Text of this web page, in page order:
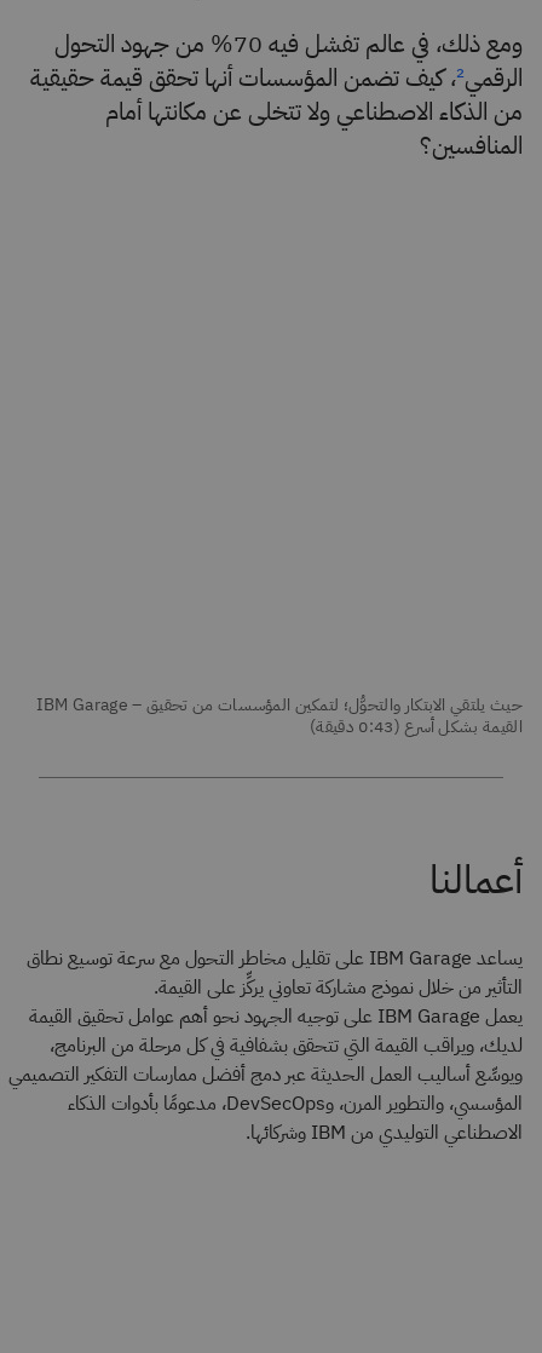
ومع ذلك، في عالم تفشل فيه 70% من جهود التحول
الرقمي²، كيف تضمن المؤسسات أنها تحقق قيمة حقيقية
من الذكاء الاصطناعي ولا تتخلى عن مكانتها أمام
المنافسين؟
يساعد IBM Garage على تقليل مخاطر التحول مع سرعة توسيع نطاق
التأثير من خلال نموذج مشاركة تعاوني يركِّز على القيمة.
يعمل IBM Garage على توجيه الجهود نحو أهم عوامل تحقيق القيمة
لديك، ويراقب القيمة التي تتحقق بشفافية في كل مرحلة من البرنامج،
ويوسِّع أساليب العمل الحديثة عبر دمج أفضل ممارسات التفكير التصميمي
المؤسسي، والتطوير المرن، وDevSecOps، مدعومًا بأدوات الذكاء
الاصطناعي التوليدي من IBM وشركائها.